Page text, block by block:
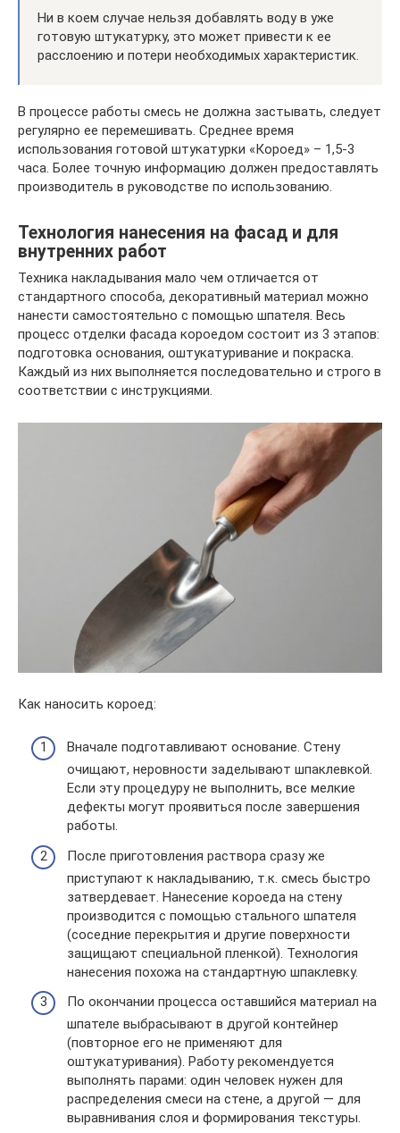
Ни в коем случае нельзя добавлять воду в уже
готовую штукатурку, это может привести к ее
расслоению и потери необходимых характеристик.
В процессе работы смесь не должна застывать, следует
регулярно ее перемешивать. Среднее время
использования готовой штукатурки «Короед» – 1,5-3
часа. Более точную информацию должен предоставлять
производитель в руководстве по использованию.
Технология нанесения на фасад и для
внутренних работ
Техника накладывания мало чем отличается от
стандартного способа, декоративный материал можно
нанести самостоятельно с помощью шпателя. Весь
процесс отделки фасада короедом состоит из 3 этапов:
подготовка основания, оштукатуривание и покраска.
Каждый из них выполняется последовательно и строго в
соответствии с инструкциями.
Как наносить короед:
Вначале подготавливают основание. Стену
очищают, неровности заделывают шпаклевкой.
Если эту процедуру не выполнить, все мелкие
дефекты могут проявиться после завершения
работы.
После приготовления раствора сразу же
приступают к накладыванию, т.к. смесь быстро
затвердевает. Нанесение короеда на стену
производится с помощью стального шпателя
(соседние перекрытия и другие поверхности
защищают специальной пленкой). Технология
нанесения похожа на стандартную шпаклевку.
По окончании процесса оставшийся материал на
шпателе выбрасывают в другой контейнер
(повторное его не применяют для
оштукатуривания). Работу рекомендуется
выполнять парами: один человек нужен для
распределения смеси на стене, а другой — для
выравнивания слоя и формирования текстуры.